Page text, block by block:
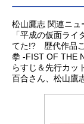
松山鷹志 関連ニュ
「平成の仮面ラ
てた!? 歴代作品
拳 -FIST OF THE
らすじ＆先行カ
百合さん、松山鷹